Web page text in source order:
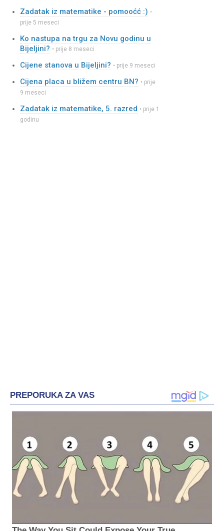
Zadatak iz matematike - pomooćć :) •
prije 5 meseci
Ko nastupa na trgu za Novu godinu u
Bijeljini? • prije 8 meseci
Cijene stanova u Bijeljini? • prije 9 meseci
Cijena placa u bližem centru BN? • prije
9 meseci
Zadatak iz matematike, 5. razred • prije 1
godinu